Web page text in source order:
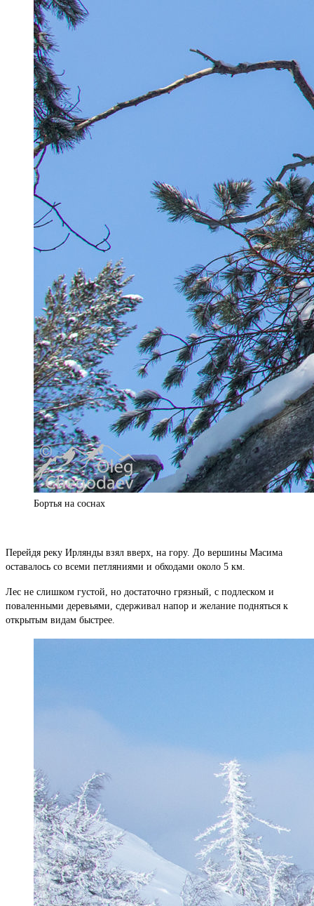
Бортья на соснах
Перейдя реку Ирлянды взял вверх, на гору. До вершины Масима
оставалось со всеми петляниями и обходами около 5 км.
Лес не слишком густой, но достаточно грязный, с подлеском и
поваленными деревьями, сдерживал напор и желание подняться к
открытым видам быстрее.